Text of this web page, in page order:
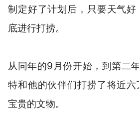
制定好了计划后，只要天气
底进行打捞。
从同年的9月份开始，到第二
特和他的伙伴们打捞了将近
宝贵的文物。